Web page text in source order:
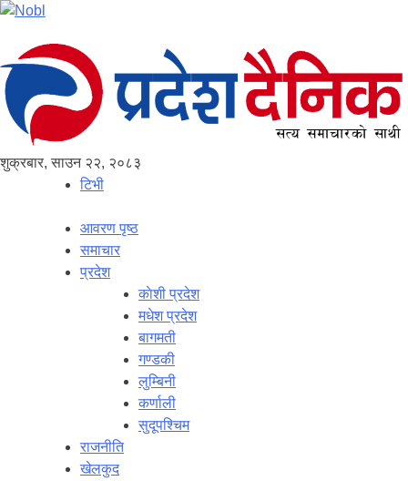
शुक्रबार, साउन २२, २०८३
टिभी
आवरण पृष्‍ठ
समाचार
प्रदेश
काेशी प्रदेश
मधेश प्रदेश
बागमती
गण्डकी
लुम्बिनी
कर्णाली
सुदूपश्‍चिम
राजनीति
खेलकुद